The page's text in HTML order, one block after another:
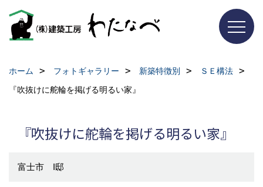
ホーム フォトギャラリー 新築特徴別
ＳＥ構法
『吹抜けに舵輪を掲げる明るい家』
『吹抜けに舵輪を掲げる明るい家』
富士市 I邸